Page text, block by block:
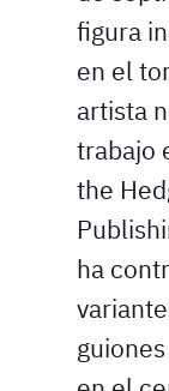
figura
en el
artista
trabajo
the
ha